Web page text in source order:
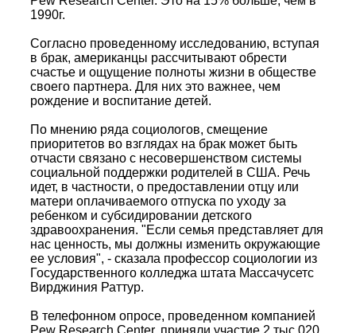
1990г.
Согласно проведенному исследованию, вступая
в брак, американцы рассчитывают обрести
счастье и ощущение полноты жизни в обществе
своего партнера. Для них это важнее, чем
рождение и воспитание детей.
По мнению ряда социологов, смещение
приоритетов во взглядах на брак может быть
отчасти связано с несовершенством системы
социальной поддержки родителей в США. Речь
идет, в частности, о предоставлении отцу или
матери оплачиваемого отпуска по уходу за
ребенком и субсидировании детского
здравоохранения. "Если семья представляет для
нас ценность, мы должны изменить окружающие
ее условия", - сказала профессор социологии из
Государственного колледжа штата Массачусетс
Вирджиния Раттур.
В телефонном опросе, проведенном компанией
Pew Research Center, приняли участие 2 тыс.020